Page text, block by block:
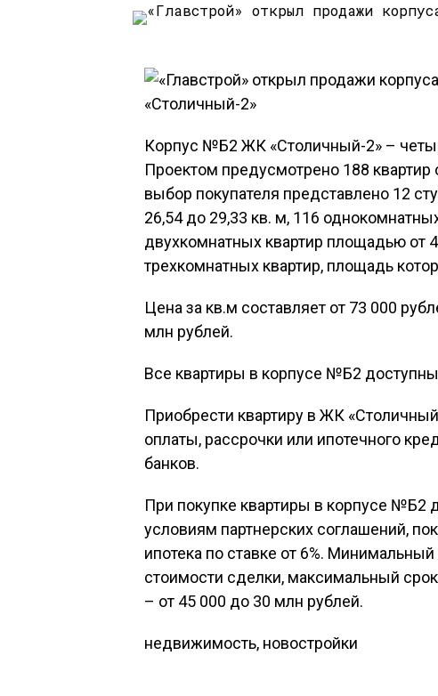
Корпус №Б2 ЖК «Столичный-2» –
Проектом предусмотрено 188
выбор покупателя представлено 12
26,54 до 29,33 кв. м, 116
двухкомнатных квартир площадью от
трехкомнатных квартир, площадь
Цена за кв.м составляет от 73 000
млн рублей.
Все квартиры в корпусе №Б2
Приобрести квартиру в ЖК
оплаты, рассрочки или ипотечного
банков.
При покупке квартиры в корпусе №Б2
условиям партнерских соглашений,
ипотека по ставке от 6%.
стоимости сделки, максимальный
– от 45 000 до 30 млн рублей.
недвижимость, новостройки